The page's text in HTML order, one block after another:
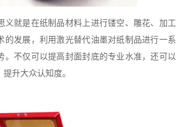
义就是在纸制品材料上进行镂空、雕花、加工
的发展，利用激光替代油墨对纸制品进行一系
。不仅可以提高封面封底的专业水准，还可以
升大众认知度。